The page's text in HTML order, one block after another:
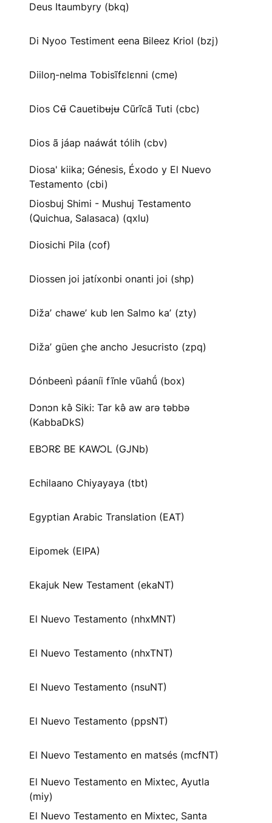
Deus Itaumbyry (bkq)
Di Nyoo Testiment eena Bileez Kriol (bzj)
Diiloŋ-nelma Tobisĩfɛlɛnni (cme)
Dios Cʉ̃ Cauetibʉjʉ Cũrĩcã Tuti (cbc)
Dios ã jáap naáwát tólih (cbv)
Diosa' kiika; Génesis, Éxodo y El Nuevo
Testamento (cbi)
Diosbuj Shimi - Mushuj Testamento
(Quichua, Salasaca) (qxlu)
Diosichi Pila (cof)
Diossen joi jatíxonbi onanti joi (shp)
Dižaʼ chaweʼ kub len Salmo kaʼ (zty)
Dižaʼ güen c̱he ancho Jesucristo (zpq)
Dónbeenì páaníi fĩnle vũahṹ (box)
Dɔnɔn kə̂ Siki: Tar kə̂ aw arə təbbə
(KabbaDkS)
EBƆRƐ BE KAWƆL (GJNb)
Echilaano Chiyayaya (tbt)
Egyptian Arabic Translation (EAT)
Eipomek (EIPA)
Ekajuk New Testament (ekaNT)
El Nuevo Testamento (nhxMNT)
El Nuevo Testamento (nhxTNT)
El Nuevo Testamento (nsuNT)
El Nuevo Testamento (ppsNT)
El Nuevo Testamento en matsés (mcfNT)
El Nuevo Testamento en Mixtec, Ayutla
(miy)
El Nuevo Testamento en Mixtec, Santa